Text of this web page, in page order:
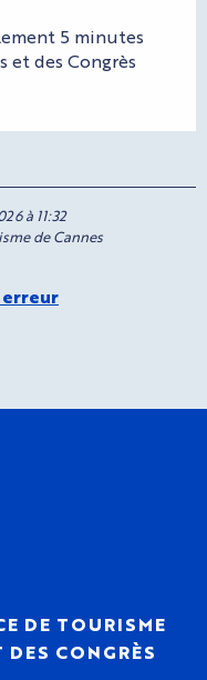
5 minutes
et des Congrès
à 11:32
de Cannes
erreur
DE TOURISME
CONGRÈS